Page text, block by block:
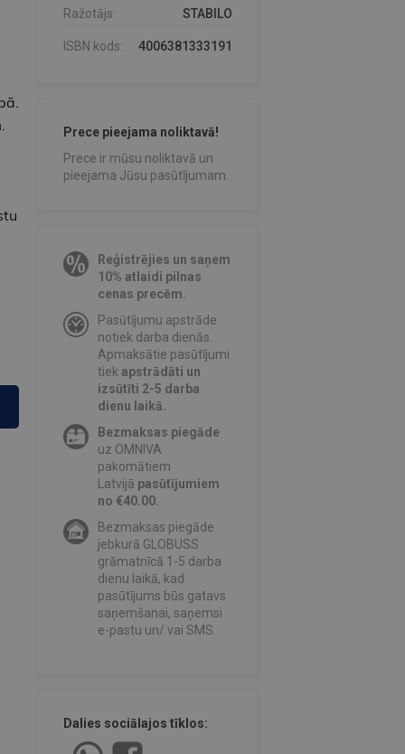
Ražotājs: STABILO
ISBN kods: 4006381333191
Prece pieejama noliktavā!
Prece ir mūsu noliktavā un
pieejama Jūsu pasūtījumam.
Reģistrējies un saņem
10% atlaidi pilnas
cenas precēm.
Pasūtījumu apstrāde
notiek darba dienās.
Apmaksātie pasūtījumi
tiekapstrādāti un
izsūtīti 2-5 darba
dienu laikā.
Bezmaksas piegāde
uz OMNIVA
pakomātiem
Latvijā pasūtījumiem
no €40.00.
Bezmaksas piegāde
jebkurā GLOBUSS
grāmatnīcā 1-5 darba
dienu laikā, kad
pasūtījums būs gatavs
saņemšanai, saņemsi
e-pastu un/ vai SMS.
Dalies sociālajos tīklos: